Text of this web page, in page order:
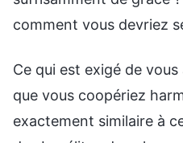
Ce qui est exigé de vous
que vous coopériez
exactement similaire à